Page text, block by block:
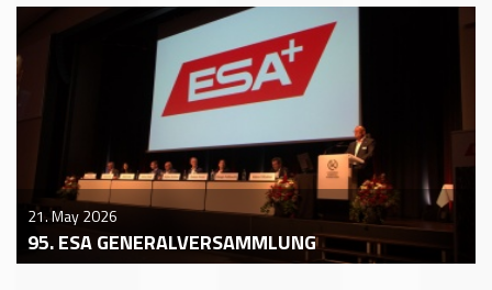
21. May 2026
95. ESA GENERALVERSAMMLUNG